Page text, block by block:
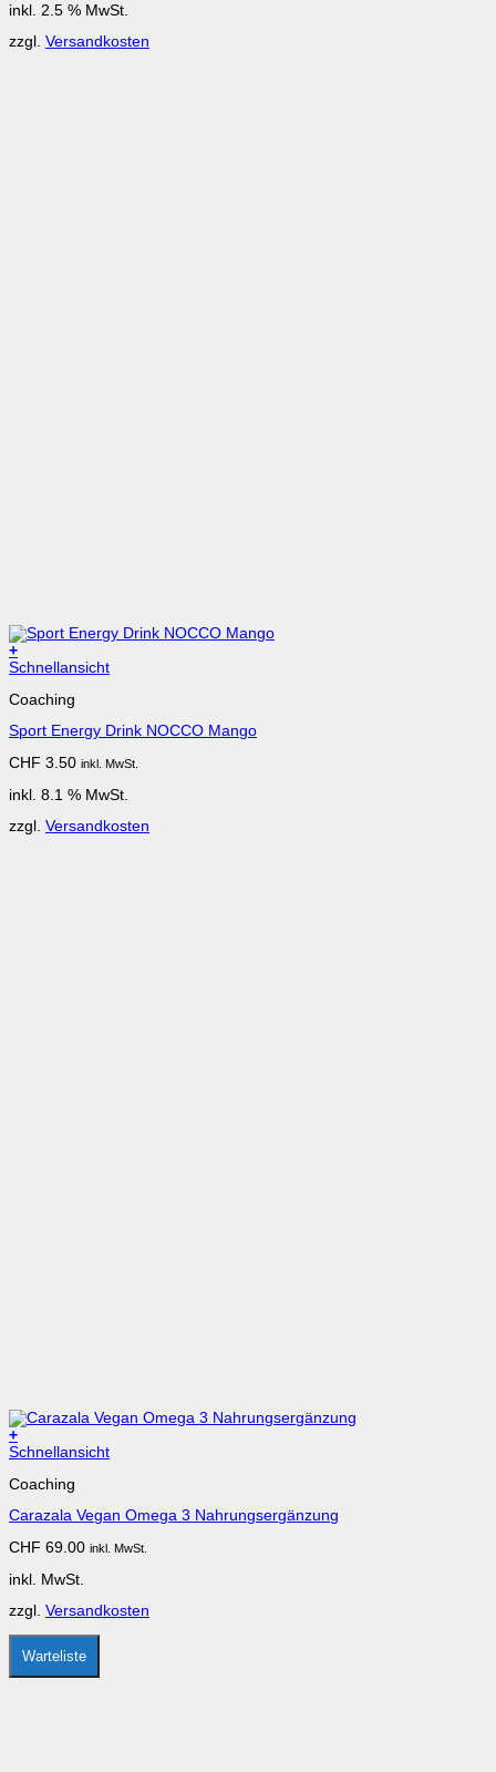
inkl. 2.5 % MwSt.
zzgl. Versandkosten
+
Schnellansicht
Coaching
Sport Energy Drink NOCCO Mango
CHF 3.50 inkl. MwSt.
inkl. 8.1 % MwSt.
zzgl. Versandkosten
+
Dieses
weist
Varianten
Die
können
der
Produktseite
gewählt
Schnellansicht
Coaching
Carazala Vegan Omega 3 Nahrungsergänzung
CHF 69.00 inkl. MwSt.
inkl. MwSt.
zzgl. Versandkosten
Warteliste